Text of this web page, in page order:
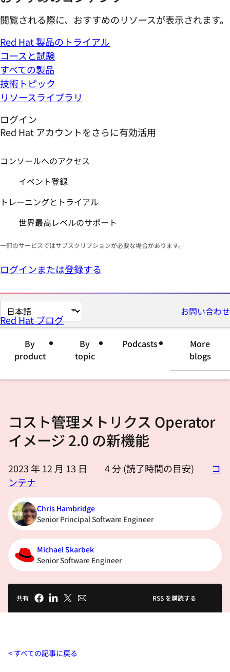
閲覧される際に、おすすめのリソースが表示されます。
Red Hat 製品のトライアル
コースと試験
すべての製品
技術トピック
リソースライブラリ
ログイン
Red Hat アカウントをさらに有効活用
コンソールへのアクセス
イベント登録
トレーニングとトライアル
世界最高レベルのサポート
一部のサービスではサブスクリプションが必要な場合があります。
ログインまたは登録する
ペ
ー
語
だ
さ
お問い合わせ
Red Hat ブログ
By
product
By
topic
Podcasts
More
blogs
コスト管理メトリクス Operator
イメージ 2.0 の新機能
2023 年 12 月 13 日 4分 (読了時間の目安)
コ
ンテナ
Chris Hambridge
Senior Principal Software Engineer
Michael Skarbek
Senior Software Engineer
共有 RSS を購読する
すべての記事に戻る